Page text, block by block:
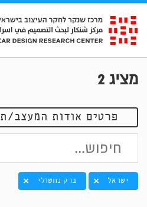
מציג 2
פרטים אודות המעצב/ת
ישראל ברק נחשולי